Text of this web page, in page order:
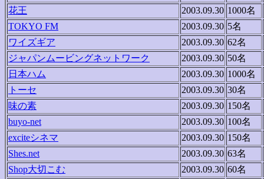
花王
2003.09.30 1000名
TOKYO FM
2003.09.30 5名
ワイズギア
2003.09.30 62名
ジャパンムービングネットワーク
2003.09.30 50名
日本ハム
2003.09.30 1000名
トーセ
2003.09.30 30名
味の素
2003.09.30 150名
buyo-net
2003.09.30 100名
exciteシネマ
2003.09.30 150名
Shes.net
2003.09.30 63名
Shop大切こむ
2003.09.30 60名